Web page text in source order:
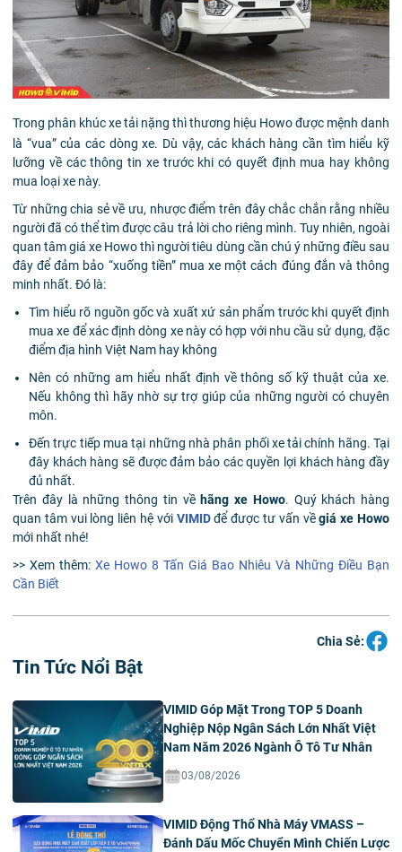
Trong phân khúc xe tải nặng thì thương hiệu Howo được mệnh danh
là “vua” của các dòng xe. Dù vậy, các khách hàng cần tìm hiểu kỹ
lưỡng về các thông tin xe trước khi có quyết định mua hay không
mua loại xe này.
Từ những chia sẻ về ưu, nhược điểm trên đây chắc chắn rằng nhiều
người đã có thể tìm được câu trả lời cho riêng mình. Tuy nhiên, ngoài
quan tâm giá xe Howo thì người tiêu dùng cần chú ý những điều sau
đây để đảm bảo “xuống tiền” mua xe một cách đúng đắn và thông
minh nhất. Đó là:
Tìm hiểu rõ nguồn gốc và xuất xứ sản phẩm trước khi quyết định
mua xe để xác định dòng xe này có hợp với nhu cầu sử dụng, đặc
điểm địa hình Việt Nam hay không
Nên có những am hiểu nhất định về thông số kỹ thuật của xe.
Nếu không thì hãy nhờ sự trợ giúp của những người có chuyên
môn.
Đến trực tiếp mua tại những nhà phân phối xe tải chính hãng. Tại
đây khách hàng sẽ được đảm bảo các quyền lợi khách hàng đầy
đủ nhất.
Trên đây là những thông tin về hãng xe Howo. Quý khách hàng
quan tâm vui lòng liên hệ với VIMIDđể được tư vấn vềgiá xe Howo
mới nhất nhé!
>> Xem thêm: Xe Howo 8 Tấn Giá Bao Nhiêu Và Những Điều Bạn
Cần Biết
Chia Sẻ:
Tin Tức Nổi Bật
VIMID Góp Mặt Trong TOP 5 Doanh
Nghiệp Nộp Ngân Sách Lớn Nhất Việt
Nam Năm 2026 Ngành Ô Tô Tư Nhân
03/08/2026
VIMID Động Thổ Nhà Máy VMASS –
Đánh Dấu Mốc Chuyển Mình Chiến Lược